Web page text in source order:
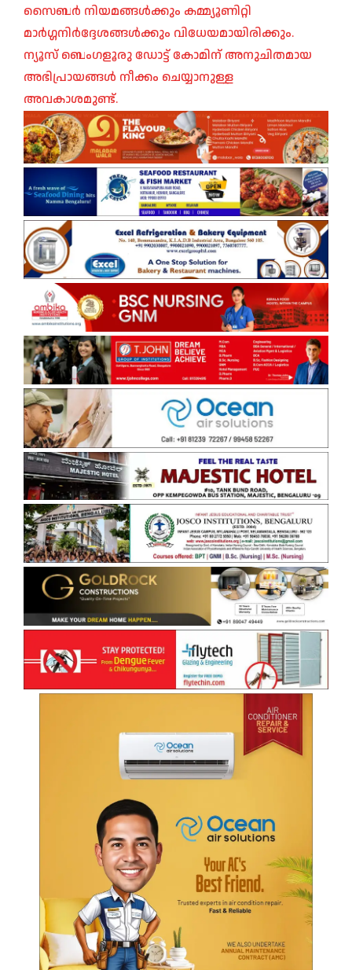
സൈബർ നിയമങ്ങൾക്കും കമ്മ്യൂണിറ്റി
മാർഗ്ഗനിർദ്ദേശങ്ങൾക്കും വിധേയമായിരിക്കും.
ന്യൂസ് ബെംഗളൂരു ഡോട്ട് കോമിന് അനുചിതമായ
അഭിപ്രായങ്ങൾ നീക്കം ചെയ്യാനുള്ള
അവകാശമുണ്ട്.